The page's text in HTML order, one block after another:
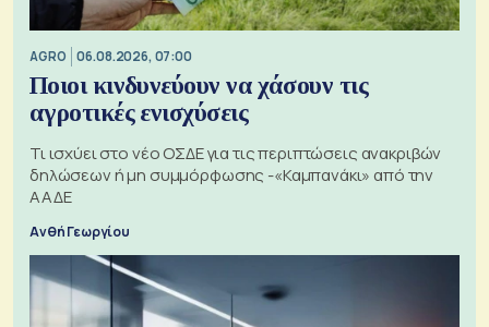
AGRO 06.08.2026, 07:00
Ποιοι κινδυνεύουν να χάσουν τις
αγροτικές ενισχύσεις
Τι ισχύει στο νέο ΟΣΔΕ για τις περιπτώσεις ανακριβών
δηλώσεων ή μη συμμόρφωσης -«Καμπανάκι» από την
ΑΑΔΕ
Ανθή Γεωργίου